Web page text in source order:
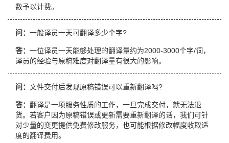
数予以计费。
问： 一般译员一天可翻译多少个字?
答： 一位译员一天能够处理的翻译量约为2000-3000个字/词，
译员的经验与原稿难度对翻译量有很大的影响。
问： 文件交付后发现原稿错误可以重新翻译吗?
答： 翻译是一项服务性质的工作，一旦完成交付，就无法退
货。若客户因为原稿错误或更新需要重新翻译的话，我们可针
对少量的变更提供免费修改服务，也可能根据修改幅度收取适
度的翻译费用。